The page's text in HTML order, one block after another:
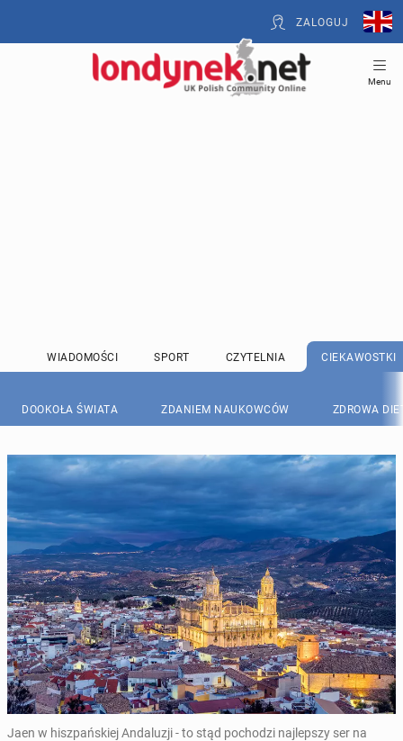
ZALOGUJ
Menu
WIADOMOŚCI SPORT CZYTELNIA CIEKAWOSTKI
DOOKOŁA ŚWIATA ZDANIEM NAUKOWCÓW ZDROWA
Jaen w hiszpańskiej Andaluzji - to stąd pochodzi najlepszy ser na